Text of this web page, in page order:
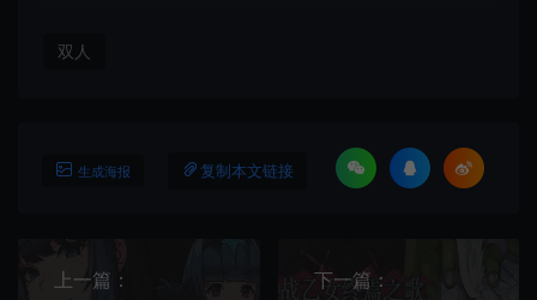
双人
生成海报 复制本文链接
上一篇：
下一篇：